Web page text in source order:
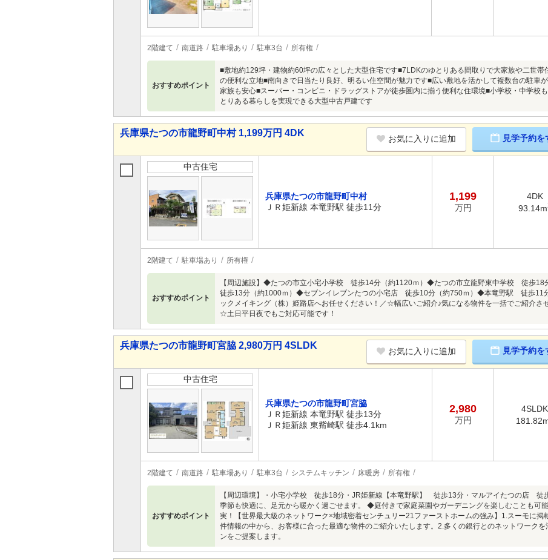
2階建て 南道路 駐車場あり 駐車3台 所有権
おすすめポイント
■敷地約129坪・建物約60坪の広々とした大型住宅です■7LDKのゆとりある間取りで大家族や二世
の便利な立地■南向きで日当たり良好、明るい住空間が魅力です■広い敷地を活かして複数台の駐車
家族も安心■スーパー・コンビニ・ドラッグストアが徒歩圏内に揃う便利な住環境■小学校・中学校
とりある暮らしを実現できる大型中古戸建です
兵庫県たつの市龍野町中村 1,199万円 4DK
お気に入りに追加 見学予約を
中古住宅
兵庫県たつの市龍野町中村
ＪＲ姫新線 本竜野駅 徒歩11分
1,199
万円
4DK
93.14m
2階建て 駐車場あり 所有権
おすすめポイント
【周辺施設】◆たつの市立小宅小学校 徒歩14分（約1120ｍ）◆たつの市立龍野東中学校 徒歩
徒歩13分（約1000ｍ）◆セブンイレブンたつの小宅店 徒歩10分（約750ｍ）◆本竜野駅 徒歩11
ックメイキング（株）姫路店へお任せください！／☆幅広いご紹介♪気になる物件を一括でご紹介さ
☆土日平日夜でもご対応可能です！
兵庫県たつの市龍野町宮脇 2,980万円 4SLDK
お気に入りに追加 見学予約を
中古住宅
兵庫県たつの市龍野町宮脇
ＪＲ姫新線 本竜野駅 徒歩13分
ＪＲ姫新線 東觜崎駅 徒歩4.1km
2,980
万円
4SLDK
2階建て 南道路 駐車場あり 駐車3台 システムキッチン 床暖房 所有権
おすすめポイント
【周辺環境】・小宅小学校 徒歩18分・JR姫新線【本竜野駅】 徒歩13分・マルアイたつの店 徒
季節も快適に、足元から暖かく過ごせます。 ◆庭付きで家庭菜園やガーデニングを楽しむことも
実！【世界最大級のネットワーク×地域密着センチュリー21ファーストホームの強み】1.スーモに掲
件情報の中から、お客様に合った最適な物件のご紹介いたします。2.多くの銀行とのネットワーク
ンをご提案します。